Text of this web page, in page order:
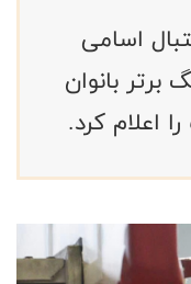
اسامی
برتر بانوان
اعلام کرد.